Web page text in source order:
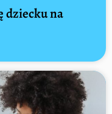
dziecku na